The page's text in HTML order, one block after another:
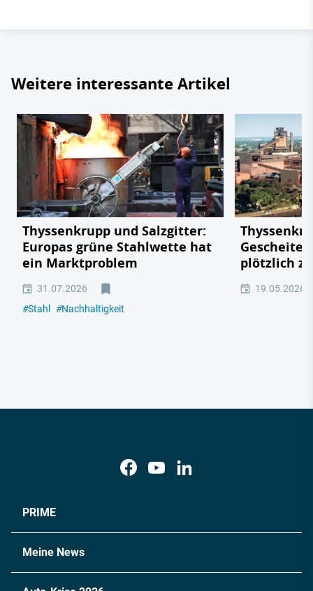
Weitere interessante Artikel
Thyssenkrupp und Salzgitter:
Europas grüne Stahlwette hat
ein Marktproblem
31.07.2026
#Stahl #Nachhaltigkeit
plötzlich
19.05.2026
PRIME
Meine News